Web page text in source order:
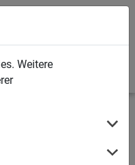
Weitere
+ Taue